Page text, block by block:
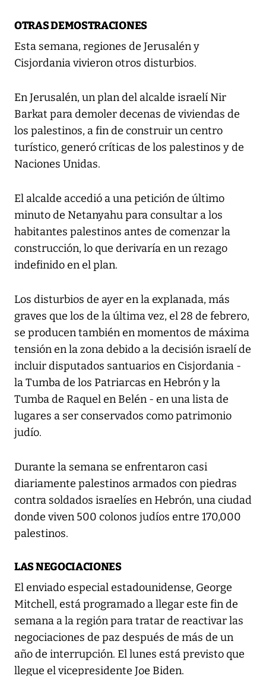
OTRAS DEMOSTRACIONES
Esta semana, regiones de Jerusalén y
Cisjordania vivieron otros disturbios.
En Jerusalén, un plan del alcalde israelí Nir
Barkat para demoler decenas de viviendas de
los palestinos, a fin de construir un centro
turístico, generó críticas de los palestinos y de
Naciones Unidas.
El alcalde accedió a una petición de último
minuto de Netanyahu para consultar a los
habitantes palestinos antes de comenzar la
construcción, lo que derivaría en un rezago
indefinido en el plan.
Los disturbios de ayer en la explanada, más
graves que los de la última vez, el 28 de febrero,
se producen también en momentos de máxima
tensión en la zona debido a la decisión israelí de
incluir disputados santuarios en Cisjordania -
la Tumba de los Patriarcas en Hebrón y la
Tumba de Raquel en Belén - en una lista de
lugares a ser conservados como patrimonio
judío.
Durante la semana se enfrentaron casi
diariamente palestinos armados con piedras
contra soldados israelíes en Hebrón, una ciudad
donde viven 500 colonos judíos entre 170,000
palestinos.
LAS NEGOCIACIONES
El enviado especial estadounidense, George
Mitchell, está programado a llegar este fin de
semana a la región para tratar de reactivar las
negociaciones de paz después de más de un
año de interrupción. El lunes está previsto que
llegue el vicepresidente Joe Biden.